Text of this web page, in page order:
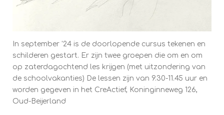
In september '24 is de doorlopende cursus tekenen en
schilderen gestart. Er zijn twee groepen die om en om
op zaterdagochtend les krijgen (met uitzondering van
de schoolvakanties) De lessen zijn van 9.30-11.45 uur en
worden gegeven in het CreActief, Koninginneweg 126,
Oud-Beijerland